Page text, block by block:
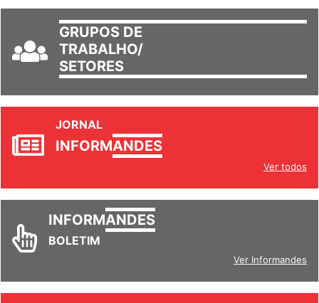
GRUPOS DE
TRABALHO/
SETORES
JORNAL
INFORMANDES
Ver todos
INFORMANDES
BOLETIM
Ver Informandes